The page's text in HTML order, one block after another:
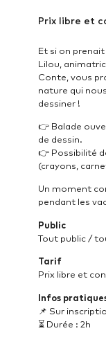
Prix libre et
Et si on
Lilou,
Conte, vous
nature qui
dessiner !
👉 Balade
de dessin.
👉 Possibilité
(crayons,
Un moment
pendant les
Public
Tout public /
Tarif
Prix libre et
Infos
📌 Sur
⏳ Durée : 2h